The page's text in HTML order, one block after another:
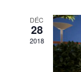
DÉC
28
2018